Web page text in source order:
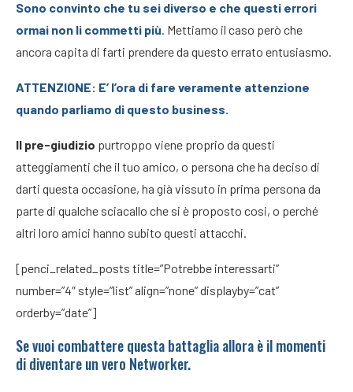
Sono convinto che tu sei diverso e che questi errori
ormai non li commetti più. Mettiamo il caso però che
ancora capita di farti prendere da questo errato entusiasmo.
ATTENZIONE: E’ l’ora di fare veramente attenzione
quando parliamo di questo business.
Il pre-giudizio purtroppo viene proprio da questi
atteggiamenti che il tuo amico, o persona che ha deciso di
darti questa occasione, ha già vissuto in prima persona da
parte di qualche sciacallo che si è proposto cosi, o perché
altri loro amici hanno subito questi attacchi.
[penci_related_posts title=”Potrebbe interessarti”
number=”4″ style=”list” align=”none” displayby=”cat”
orderby=”date”]
Se vuoi combattere questa battaglia allora è il momenti
di diventare un vero Networker.